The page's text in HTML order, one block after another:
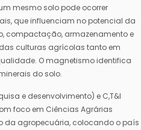
mesmo solo pode ocorrer
que influenciam no potencial da
compactação, armazenamento e
culturas agrícolas tanto em
O magnetismo identifica
do solo.
e desenvolvimento) e C,T&I
foco em Ciências Agrárias
da agropecuária, colocando o país